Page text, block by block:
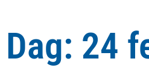
Dag: 24